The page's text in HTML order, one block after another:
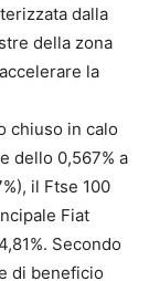
dalla
della zona
la
chiuso in calo
dello 0,567% a
il Ftse 100
Fiat
Secondo
di beneficio